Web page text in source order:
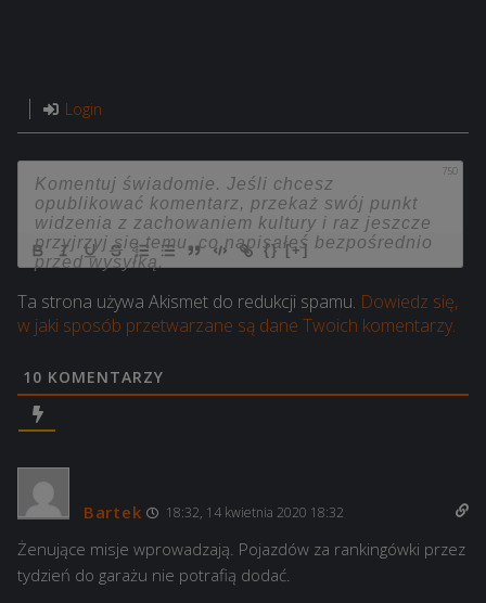
Login
750
{} [+]
Ta strona używa Akismet do redukcji spamu. Dowiedz się,
w jaki sposób przetwarzane są dane Twoich komentarzy.
10 KOMENTARZY
Bartek 18:32, 14 kwietnia 2020 18:32
Żenujące misje wprowadzają. Pojazdów za rankingówki przez
tydzień do garażu nie potrafią dodać.